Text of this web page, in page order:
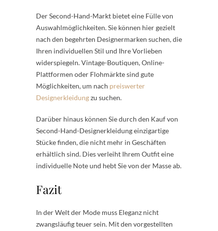
Der Second-Hand-Markt bietet eine Fülle von
Auswahlmöglichkeiten. Sie können hier gezielt
nach den begehrten Designermarken suchen, die
Ihren individuellen Stil und Ihre Vorlieben
widerspiegeln. Vintage-Boutiquen, Online-
Plattformen oder Flohmärkte sind gute
Möglichkeiten, um nach preiswerter
Designerkleidungzu suchen.
Darüber hinaus können Sie durch den Kauf von
Second-Hand-Designerkleidung einzigartige
Stücke finden, die nicht mehr in Geschäften
erhältlich sind. Dies verleiht Ihrem Outfit eine
individuelle Note und hebt Sie von der Masse ab.
Fazit
In der Welt der Mode muss Eleganz nicht
zwangsläufig teuer sein. Mit den vorgestellten